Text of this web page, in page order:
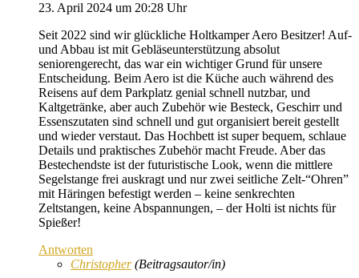
23. April 2024 um 20:28 Uhr
Seit 2022 sind wir glückliche Holtkamper Aero Besitzer! Auf-
und Abbau ist mit Gebläseunterstützung absolut
seniorengerecht, das war ein wichtiger Grund für unsere
Entscheidung. Beim Aero ist die Küche auch während des
Reisens auf dem Parkplatz genial schnell nutzbar, und
Kaltgetränke, aber auch Zubehör wie Besteck, Geschirr und
Essenszutaten sind schnell und gut organisiert bereit gestellt
und wieder verstaut. Das Hochbett ist super bequem, schlaue
Details und praktisches Zubehör macht Freude. Aber das
Bestechendste ist der futuristische Look, wenn die mittlere
Segelstange frei auskragt und nur zwei seitliche Zelt-“Ohren”
mit Häringen befestigt werden – keine senkrechten
Zeltstangen, keine Abspannungen, – der Holti ist nichts für
Spießer!
Antworten
Christopher (Beitragsautor/in)